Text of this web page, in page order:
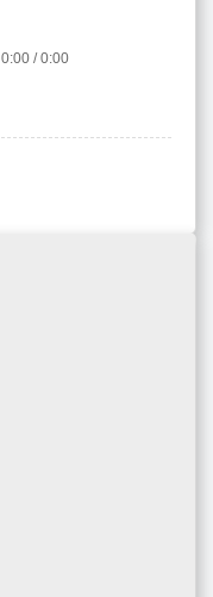
0:00 / 0:00